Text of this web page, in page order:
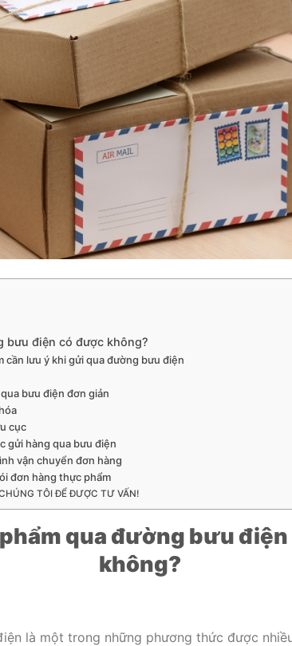
bưu điện có được không?
cần lưu ý khi gửi qua đường bưu điện
bưu điện đơn giản
cục
gửi hàng qua bưu điện
vận chuyển đơn hàng
đơn hàng thực phẩm
TÔI ĐỂ ĐƯỢC TƯ VẤN!
qua đường bưu
không?
là một trong những phương thức được